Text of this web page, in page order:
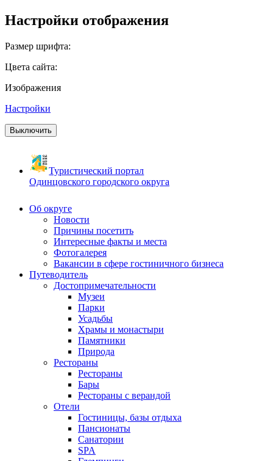
Настройки отображения
Размер шрифта:
Цвета сайта:
Изображения
Настройки
Выключить
Туристический портал
Одинцовского городского округа
Об округе
Новости
Причины посетить
Интересные факты и места
Фотогалерея
Вакансии в сфере гостиничного бизнеса
Путеводитель
Достопримечательности
Музеи
Парки
Усадьбы
Храмы и монастыри
Памятники
Природа
Рестораны
Рестораны
Бары
Рестораны с верандой
Отели
Гостиницы, базы отдыха
Пансионаты
Санатории
SPA